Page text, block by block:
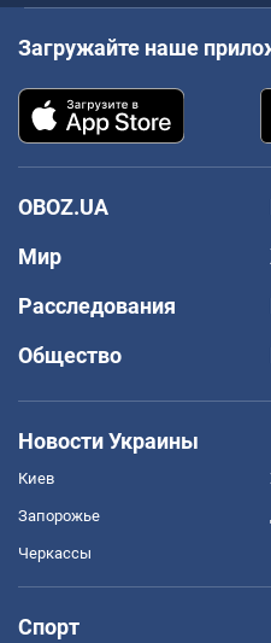
Загружайте наше
OBOZ.UA
Мир
Расследования
Общество
Новости Украины
Киев
Запорожье
Черкассы
Спорт